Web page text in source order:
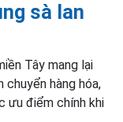
sà lan
Tây mang lại
chuyển hàng hóa,
ưu điểm chính khi